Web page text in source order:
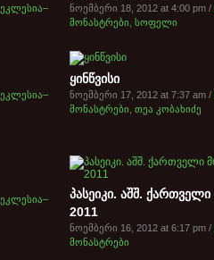
ეკლესია–
ნოემბერი 18, 2012 at 4:00 pm /
მონასტრები სოფელი
ეკლესია–
ყინწვისი
ნოემბერი 17, 2012 at 7:37 am /
მონასტრები თეა კობახიძე
ეკლესია–
პასეიკი. აშშ.
2011
ნოემბერი 16, 2012 at 6:17 pm /
მონასტრები